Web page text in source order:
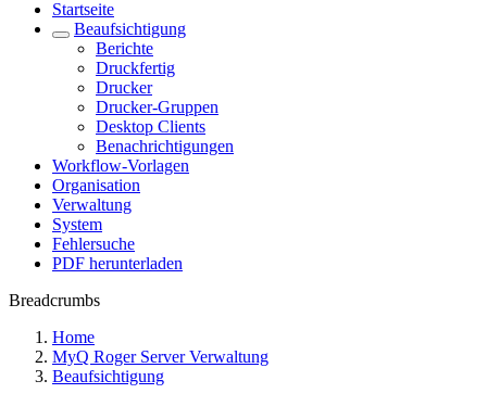
Startseite
Beaufsichtigung
Berichte
Druckfertig
Drucker
Drucker-Gruppen
Desktop Clients
Benachrichtigungen
Workflow-Vorlagen
Organisation
Verwaltung
System
Fehlersuche
PDF herunterladen
Breadcrumbs
Home
MyQ Roger Server Verwaltung
Beaufsichtigung